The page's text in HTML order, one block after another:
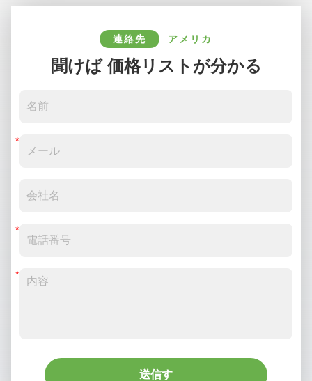
連絡先 アメリカ
聞けば 価格リストが分かる
送信す